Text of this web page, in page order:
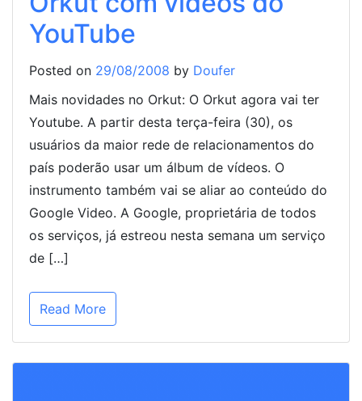
YouTube
Posted on 29/08/2008 by Doufer
Mais novidades no Orkut: O Orkut agora vai ter
Youtube. A partir desta terça-feira (30), os
usuários da maior rede de relacionamentos do
país poderão usar um álbum de vídeos. O
instrumento também vai se aliar ao conteúdo do
Google Video. A Google, proprietária de todos
os serviços, já estreou nesta semana um serviço
de […]
Read More